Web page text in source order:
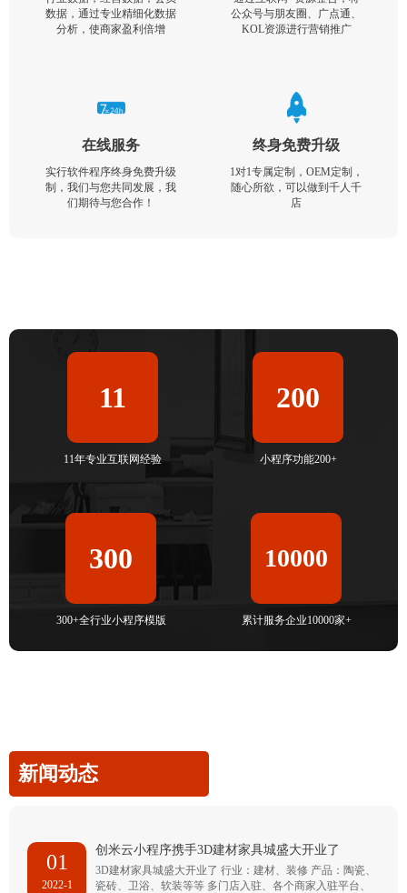
数据，通过专业精细化数据
分析，使商家盈利倍增
公众号与朋友圈、广点通、
KOL资源进行营销推广
在线服务
实行软件程序终身免费升级
制，我们与您共同发展，我
们期待与您合作！
终身免费升级
1对1专属定制，OEM定制，
随心所欲，可以做到千人千
店
11
11年专业互联网经验
200
小程序功能200+
300
300+全行业小程序模版
10000
累计服务企业10000家+
新闻动态
01
2022-1
创米云小程序携手3D建材家具城盛大开业了
3D建材家具城盛大开业了 行业：建材、装修 产品：陶瓷、
瓷砖、卫浴、软装等等 多门店入驻、各个商家入驻平台、